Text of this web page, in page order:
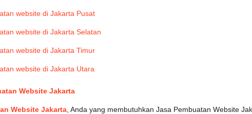
website di Jakarta Pusat
website di Jakarta Selatan
website di Jakarta Timur
website di Jakarta Utara
Website Jakarta , Anda yang membutuhkan Jasa Pembuatan Website